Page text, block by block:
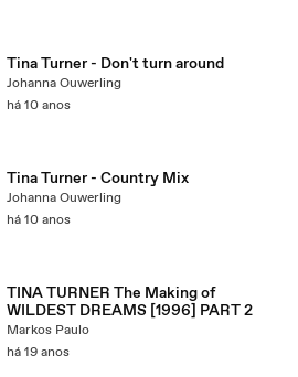
Tina Turner - Don't turn around
Johanna Ouwerling
há 10 anos
Tina Turner - Country Mix
Johanna Ouwerling
há 10 anos
TINA TURNER The Making of
WILDEST DREAMS [1996] PART 2
Markos Paulo
há 19 anos